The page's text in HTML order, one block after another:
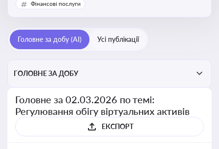
оподаткуванням віртуальних активів, таких як
Фінансові послуги
Головне за добу (AI) Усі публікації
ГОЛОВНЕ ЗА ДОБУ
Головне за 02.03.2026 по темі:
Регулювання обігу віртуальних активів
ЕКСПОРТ